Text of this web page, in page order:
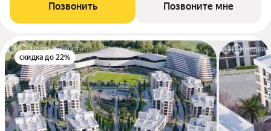
Позвонить Позвоните мне
скидка до 22%